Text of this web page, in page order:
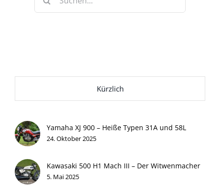
nach:
Kürzlich
Yamaha XJ 900 – Heiße Typen 31A und 58L
24. Oktober 2025
Kawasaki 500 H1 Mach III – Der Witwenmacher
5. Mai 2025